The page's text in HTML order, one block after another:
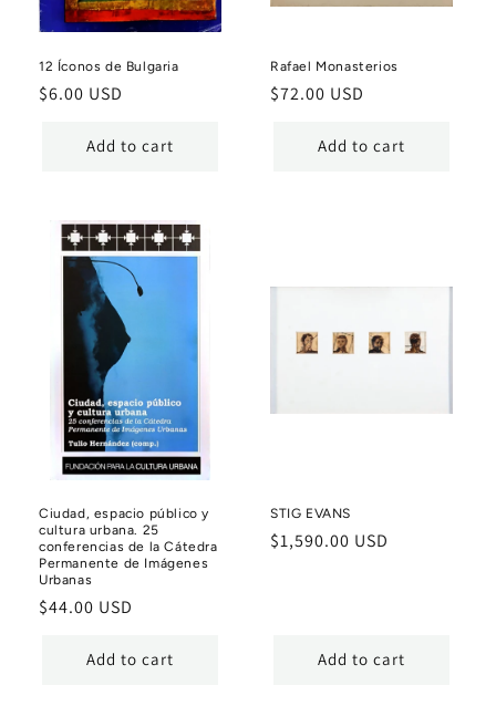
12 Íconos de Bulgaria
Regular
$6.00 USD
Add to cart
Rafael Monasterios
Regular
$72.00 USD
Add to cart
Ciudad, espacio público y
cultura urbana. 25
conferencias de la Cátedra
Permanente de Imágenes
Urbanas
Regular
$44.00 USD
Add to cart
STIG EVANS
Regular
$1,590.00 USD
Add to cart